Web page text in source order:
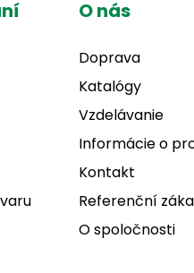
O nás
Doprava
Katalógy
Vzdelávanie
Informácie o
Kontakt
Referenční
O spoločnosti